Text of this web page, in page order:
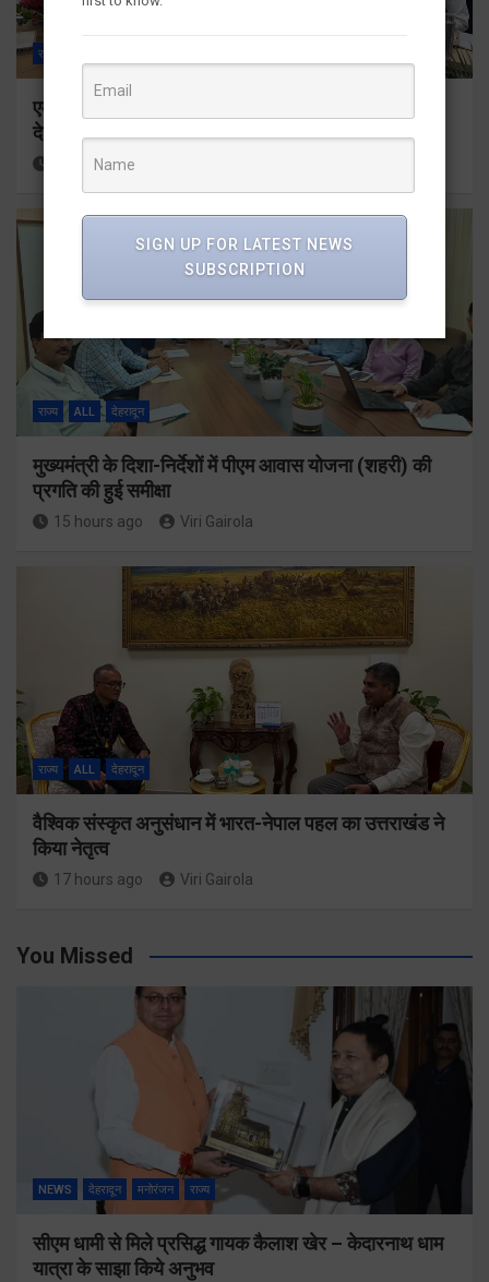
राज्य
एमडीडीए बोर्ड बैठक में 25 विकास प्रस्तावों को मिली मंजूरी,
देहरादून-मसूरी के नियोजित विकास को मिलेगी रफ्तार
15 hours ago
राज्य ALL देहरादून
मुख्यमंत्री के दिशा-निर्देशों में पीएम आवास योजना (शहरी) की
प्रगति की हुई समीक्षा
15 hours ago Viri Gairola
राज्य ALL देहरादून
वैश्विक संस्कृत अनुसंधान में भारत-नेपाल पहल का उत्तराखंड ने
किया नेतृत्व
17 hours ago Viri Gairola
You Missed
NEWS देहरादून मनोरंजन राज्य
सीएम धामी से मिले प्रसिद्ध गायक कैलाश खेर – केदारनाथ धाम
यात्रा के साझा किये अनुभव
SIGN UP FOR LATEST NEWS
SUBSCRIPTION